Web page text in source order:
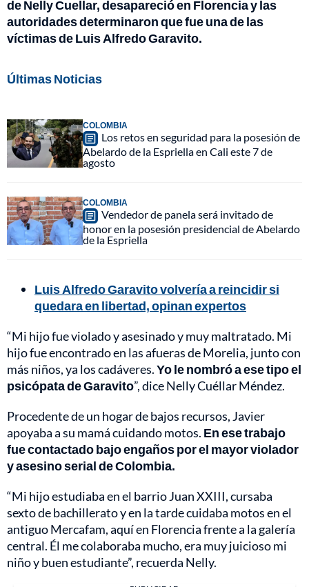
de Nelly Cuellar, desapareció en Florencia y las
autoridades determinaron que fue una de las
víctimas de Luis Alfredo Garavito.
Últimas Noticias
COLOMBIA
Los retos en seguridad para la posesión de
Abelardo de la Espriella en Cali este 7 de
agosto
COLOMBIA
Vendedor de panela será invitado de
honor en la posesión presidencial de Abelardo
de la Espriella
Luis Alfredo Garavito volvería a reincidir si
quedara en libertad, opinan expertos
“Mi hijo fue violado y asesinado y muy maltratado. Mi
hijo fue encontrado en las afueras de Morelia, junto con
más niños, ya los cadáveres.Yo le nombró a ese tipo el
psicópata de Garavito”, dice Nelly Cuéllar Méndez.
Procedente de un hogar de bajos recursos, Javier
apoyaba a su mamá cuidando motos. En ese trabajo
fue contactado bajo engaños por el mayor violador
y asesino serial de Colombia.
“Mi hijo estudiaba en el barrio Juan XXIII, cursaba
sexto de bachillerato y en la tarde cuidaba motos en el
antiguo Mercafam, aquí en Florencia frente a la galería
central. Él me colaboraba mucho, era muy juicioso mi
niño y buen estudiante”, recuerda Nelly.